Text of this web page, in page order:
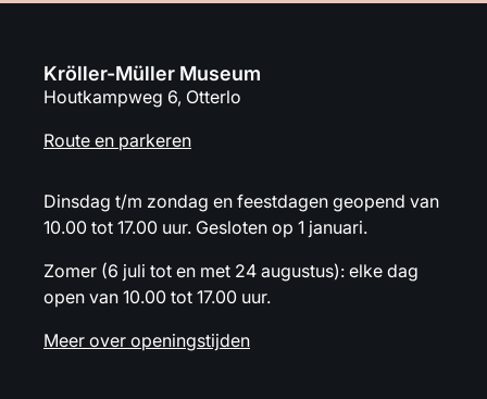
Kröller-Müller Museum
Houtkampweg 6, Otterlo
Route en parkeren
Dinsdag t/m zondag en feestdagen geopend van
10.00 tot 17.00 uur. Gesloten op 1 januari.
Zomer (6 juli tot en met 24 augustus): elke dag
open van 10.00 tot 17.00 uur.
Meer over openingstijden